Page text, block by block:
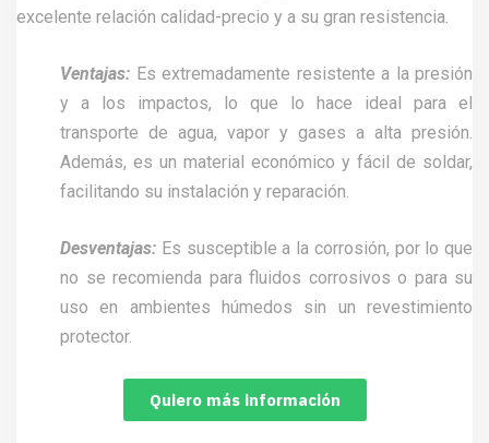
excelente relación calidad-precio y a su gran resistencia.
Ventajas: Es extremadamente resistente a la presión
y a los impactos, lo que lo hace ideal para el
transporte de agua, vapor y gases a alta presión.
Además, es un material económico y fácil de soldar,
facilitando su instalación y reparación.
Desventajas: Es susceptible a la corrosión, por lo que
no se recomienda para fluidos corrosivos o para su
uso en ambientes húmedos sin un revestimiento
protector.
Quiero más información